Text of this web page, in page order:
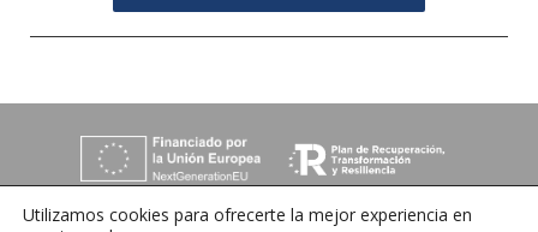
Utilizamos cookies para ofrecerte la mejor experiencia en